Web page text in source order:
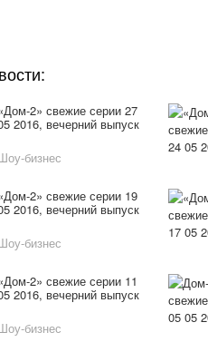
2» свежие серии 27
2016, вечерний выпуск
бизнес
2» свежие серии 19
2016, вечерний выпуск
бизнес
2» свежие серии 11
2016, вечерний выпуск
бизнес